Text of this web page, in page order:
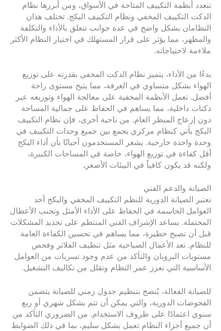
تتعدد أنظمة التكييف المتاحة في الأسواق، ومن أبرزها نظام
الدكت التكييف المخفي ونظام التكييف البكج. تختلف هذان
النظامان بشكل واضح في عدة جوانب تتعلق بالأداء والتكلفة
والمظهر، مما يؤثر على قرار المستهلك في اختيار النظام الأكثر
ملاءمة لاحتياجاته.
بدءًا من الأداء، يتميز نظام الدكت المخفي بقدرته على توزيع
الهواء بشكل متساوي في الغرفة، مما يتيح مستوى راحة
أفضل. تعمل الأنظمة المخفية على معالجة الهواء وتوزيعه عبر
دكتات داخلية، مما يساهم في الحفاظ على جمالية المساحة
دون إزعاج المنظر العام. من ناحية أخرى، فإن نظام التكييف
البكج يأتي كنظام مركزي يجمع بين جميع وحدات التكييف في
وحدة واحدة خارجية. يشعر المستخدمون أحيانًا بأن أداء البكج
أقل كفاءة في توزيع الهواء، خاصة في المساحات الكبيرة،
ولكنه قد يكون كافياً في البيئات الأصغر .
الصيانة والدعم الفني
تعتبر الصيانة الدورية للنظم التكييف المخفي والبكج أحد
العوامل الحاسمة في الحفاظ على الأداء الأمثل وتجنب الأعطال
المحتملة. يساعد الإشراف الفني المنتظم على تحديد المشكلات
قبل أن تصبح خطيرة، مما يساهم في تحسين الكفاءة العامة
للنظام. تعد الأعمال الصباحية مثل تنظيف الفلاتر وفحص
مستويات البروبان والتأكد من عدم وجود تسربات من العوامل
الأساسية التي تعزز عمر النظام وتقلل من تكاليف التشغيل.
للصيانة الفعالة، يُنصح بتنظيم جدول زمني للصيانة يتضمن
الفحوصات الدورية، والتي يمكن أن تتم بشكل شهري أو ربع
سنوي اعتمادًا على ظروف الاستخدام. من الضروري التأكد من
أن جميع أجزاء النظام تعمل بشكل سليم، بما في ذلك الضوابط